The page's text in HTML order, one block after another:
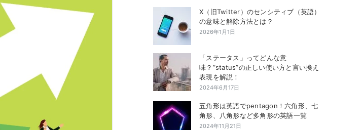
X（旧Twitter）のセンシティブ（英語）
の意味と解除方法とは？
2026年1月1日
「ステータス」ってどんな意
味？”status”の正しい使い方と言い換え
表現を解説！
2024年6月17日
五角形は英語でpentagon！六角形、七
角形、八角形など多角形の英語一覧
2024年11月21日